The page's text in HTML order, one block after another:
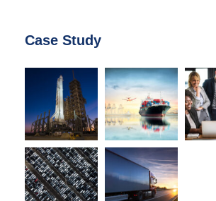
Case Study